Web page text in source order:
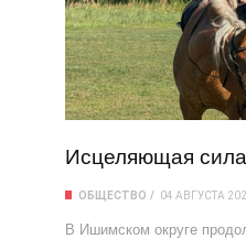
Исцеляющая
ОБЩЕСТВО 04 АВГУСТА
В Ишимском округе